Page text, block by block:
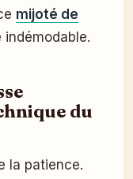
mijoté de
indémodable.
du
la patience.